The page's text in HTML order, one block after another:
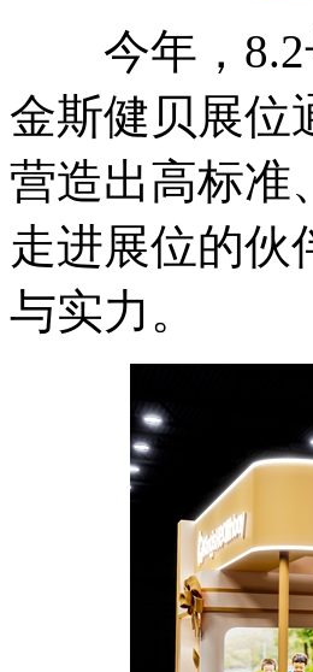
今年，8.2
金斯健贝展位
营造出高标准
走进展位的伙
与实力。